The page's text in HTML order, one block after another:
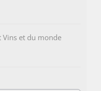
Vins et du monde